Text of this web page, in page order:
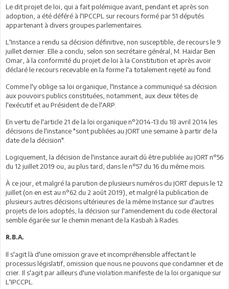
Le dit projet de loi, qui a fait polémique avant, pendant et après son
adoption, a été déféré à l'IPCCPL sur recours formé par 51 députés
appartenant à divers groupes parlementaires.
L'Instance a rendu sa décision définitive, non susceptible, de recours le 9
juillet dernier. Elle a conclu, selon son secrétaire général, M. Haidar Ben
Omar, à la conformité du projet de loi à la Constitution et après avoir
déclaré le recours recevable en la forme l'a totalement rejeté au fond.
Comme l'y oblige sa loi organique, l'Instance a communiqué sa décision
aux pouvoirs publics constituées, notamment, aux deux têtes de
l'exécutif et au Président de de l'ARP.
En vertu de l'article 21 de la loi organique n°2014-13 du 18 avril 2014 les
décisions de l'instance "sont publiées au JORT une semaine à partir de la
date de la décision".
Logiquement, la décision de l'instance aurait dû être publiée au JORT n°56
du 12 juillet 2019 ou, au plus tard, dans le n°57 du 16 du même mois.
À ce jour, et malgré la parution de plusieurs numéros du JORT depuis le 12
juillet (on en est au n°62 du 2 août 2019), et malgré la publication de
plusieurs autres décisions ultérieures de la même Instance sur d'autres
projets de lois adoptés, la décision sur l'amendement du code électoral
semble égarée sur le chemin menant de la Kasbah à Rades.
R.B.A.
Il s'agit là d'une omission grave et incompréhensible affectant le
processus législatif, omission que nous ne pouvons que condamner et de
crier. Il s'agit par ailleurs d'une violation manifeste de la loi organique sur
L'IPCCPL.